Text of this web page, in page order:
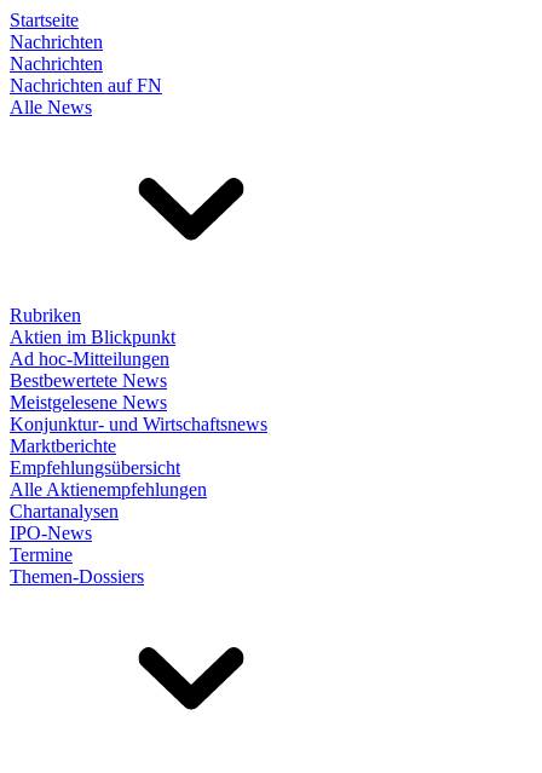
Startseite
Nachrichten
Nachrichten
Nachrichten auf FN
Alle News
Rubriken
Aktien im Blickpunkt
Ad hoc-Mitteilungen
Bestbewertete News
Meistgelesene News
Konjunktur- und Wirtschaftsnews
Marktberichte
Empfehlungsübersicht
Alle Aktienempfehlungen
Chartanalysen
IPO-News
Termine
Themen-Dossiers